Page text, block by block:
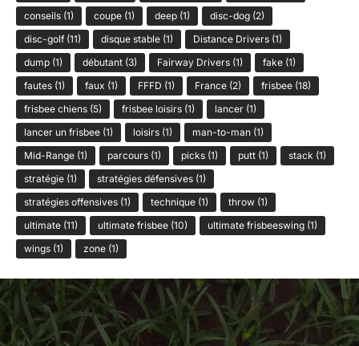
conseils (1) coupe (1) deep (1) disc-dog (2)
disc-golf (11) disque stable (1) Distance Drivers (1)
dump (1) débutant (3) Fairway Drivers (1) fake (1)
fautes (1) faux (1) FFFD (1) France (2) frisbee (18)
frisbee chiens (5) frisbee loisirs (1) lancer (1)
lancer un frisbee (1) loisirs (1) man-to-man (1)
Mid-Range (1) parcours (1) picks (1) putt (1) stack (1)
stratégie (1) stratégies défensives (1)
stratégies offensives (1) technique (1) throw (1)
ultimate (11) ultimate frisbee (10) ultimate frisbeeswing (1)
wings (1) zone (1)